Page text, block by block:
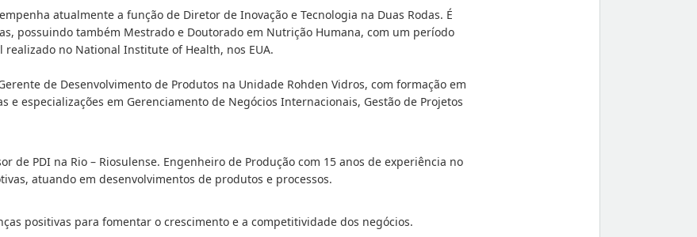
atualmente a função de Diretor de Inovação e Tecnologia na Duas Rodas. É
possuindo também Mestrado e Doutorado em Nutrição Humana, com um período
no National Institute of Health, nos EUA.
de Desenvolvimento de Produtos na Unidade Rohden Vidros, com formação em
e especializações em Gerenciamento de Negócios Internacionais, Gestão de Projetos
de PDI na Rio – Riosulense. Engenheiro de Produção com 15 anos de experiência no
atuando em desenvolvimentos de produtos e processos.
positivas para fomentar o crescimento e a competitividade dos negócios.